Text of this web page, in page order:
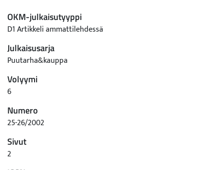
OKM-julkaisutyyppi
D1 Artikkeli ammattilehdessä
Julkaisusarja
Puutarha&kauppa
Volyymi
6
Numero
25-26/2002
Sivut
2